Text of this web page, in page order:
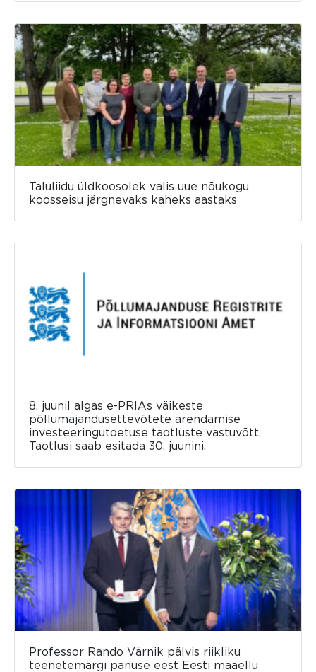
Taluliidu üldkoosolek valis uue nõukogu
koosseisu järgnevaks kaheks aastaks
8. juunil algas e-PRIAs väikeste
põllumajandusettevõtete arendamise
investeeringutoetuse taotluste vastuvõtt.
Taotlusi saab esitada 30. juunini.
Professor Rando Värnik pälvis riikliku
teenetemärgi panuse eest Eesti maaellu